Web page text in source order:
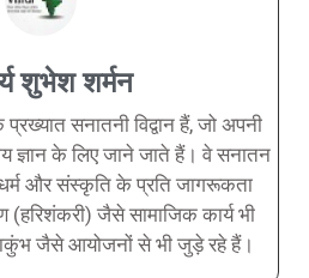
शुभेश शर्मन
सनातनी विद्वान हैं, जो अपनी
ज्ञान के लिए जाने जाते हैं। वे सनातन
और संस्कृति के प्रति जागरूकता
(हरिशंकरी) जैसे सामाजिक कार्य भी
जैसे आयोजनों से भी जुड़े रहे हैं।